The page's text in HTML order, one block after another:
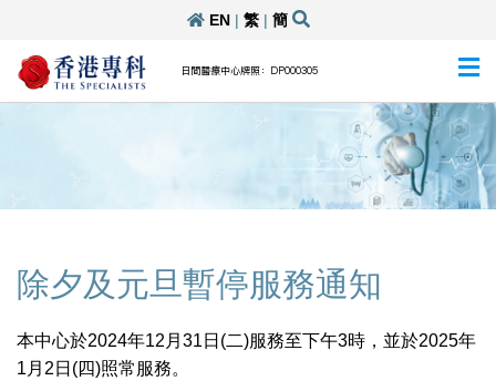
EN| 繁| 簡
日間醫療中心牌照：DP000305
除夕及元旦暫停服務通知
本中心於2024年12月31日(二)服務至下午3時，並於2025年
1月2日(四)照常服務。